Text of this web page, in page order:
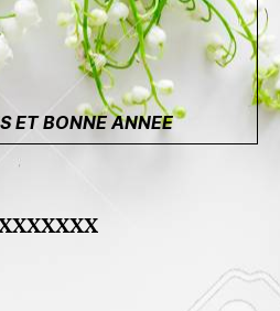
ET BONNE ANNEE